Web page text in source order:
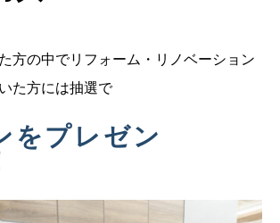
方の中でリフォーム・リノベーション
た方には抽選で
をプレゼン